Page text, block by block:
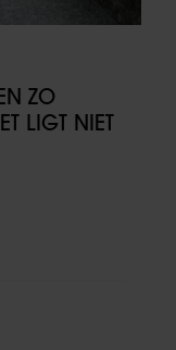
ZO
LIGT NIET